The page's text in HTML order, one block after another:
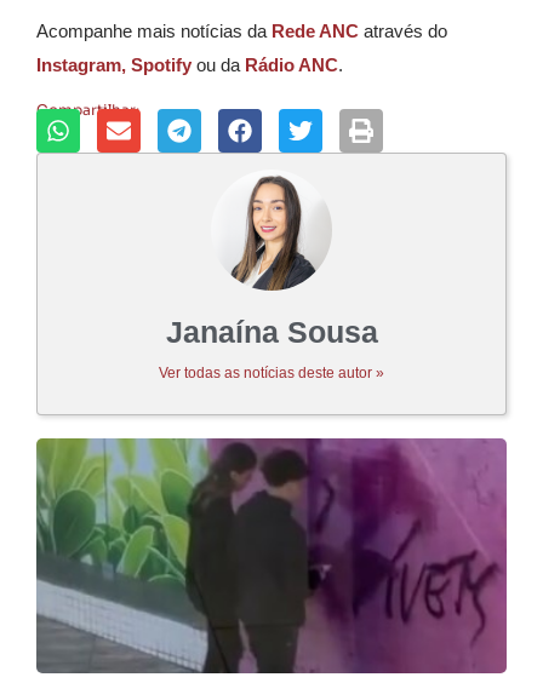
Acompanhe mais notícias da Rede ANC através do
Instagram, Spotify ou da Rádio ANC.
Compartilhar:
Janaína Sousa
Ver todas as notícias deste autor »